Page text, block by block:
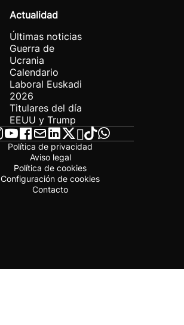
Actualidad
Últimas noticias
Guerra de
Ucrania
Calendario
Laboral Euskadi
2026
Titulares del día
EEUU y Trump
Política de privacidad
Aviso legal
Política de cookies
Configuración de cookies
Contacto